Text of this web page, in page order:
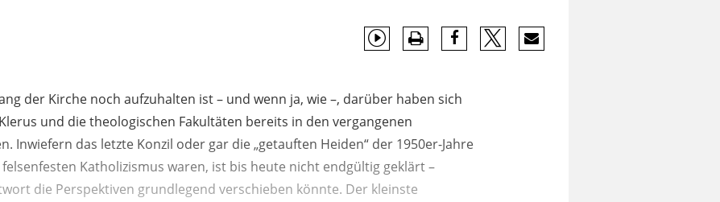
der Kirche noch aufzuhalten ist – und wenn ja, wie –, darüber haben sich
und die theologischen Fakultäten bereits in den vergangenen
Inwiefern das letzte Konzil oder gar die „getauften Heiden“ der 1950er-Jahre
Katholizismus waren, ist bis heute nicht endgültig geklärt –
die Perspektiven grundlegend verschieben könnte. Der kleinste